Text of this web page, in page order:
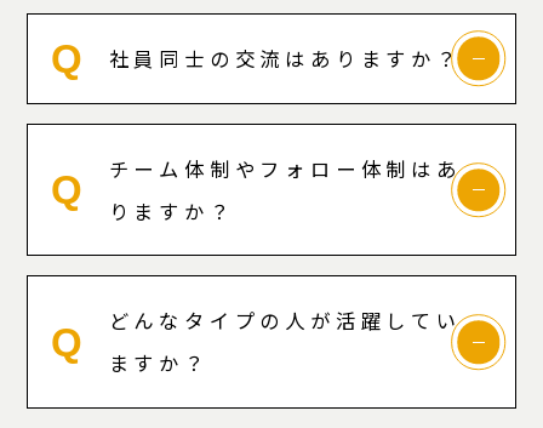
Q 社員同士の交流はありますか？
Q
チーム体制やフォロー体制はあ
りますか？
Q
どんなタイプの人が活躍してい
ますか？